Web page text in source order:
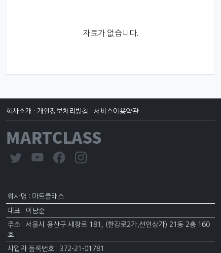
자료가 없습니다.
회사소개 · 개인정보처리방침 · 서비스이용약관
MARTCLASS
회사명 : 마트클래스
대표 : 이남순
주소 : 서울시 용산구 새창로 181, (한강로2가,선인상가) 21동 2층 160
호
사업자 등록번호 : 372-21-01781